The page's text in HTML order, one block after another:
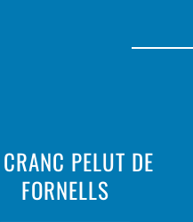
PELUT DE
FORNELLS